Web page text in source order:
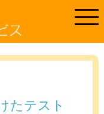
たテスト